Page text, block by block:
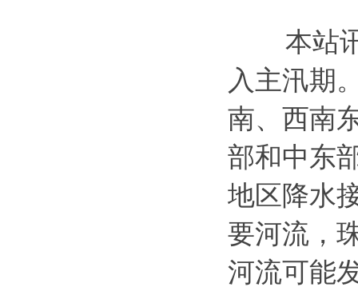
本站讯
入主汛期
南、西南
部和中东
地区降水
要河流，
河流可能